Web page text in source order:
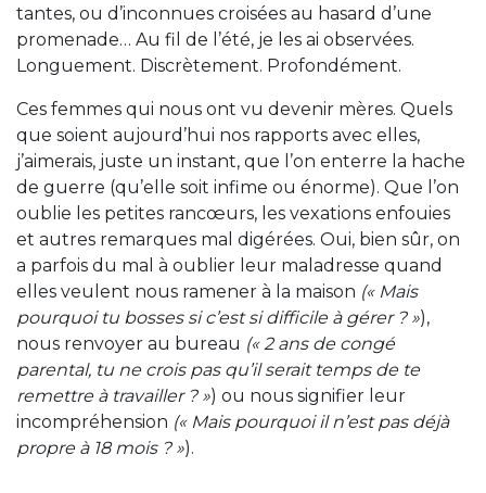
tantes, ou d’inconnues croisées au hasard d’une
promenade… Au fil de l’été, je les ai observées.
Longuement. Discrètement. Profondément.
Ces femmes qui nous ont vu devenir mères. Quels
que soient aujourd’hui nos rapports avec elles,
j’aimerais, juste un instant, que l’on enterre la hache
de guerre (qu’elle soit infime ou énorme). Que l’on
oublie les petites rancœurs, les vexations enfouies
et autres remarques mal digérées. Oui, bien sûr, on
a parfois du mal à oublier leur maladresse quand
elles veulent nous ramener à la maison (« Mais
pourquoi tu bosses si c’est si difficile à gérer ? »),
nous renvoyer au bureau (« 2 ans de congé
parental, tu ne crois pas qu’il serait temps de te
remettre à travailler ? ») ou nous signifier leur
incompréhension (« Mais pourquoi il n’est pas déjà
propre à 18 mois ? »).